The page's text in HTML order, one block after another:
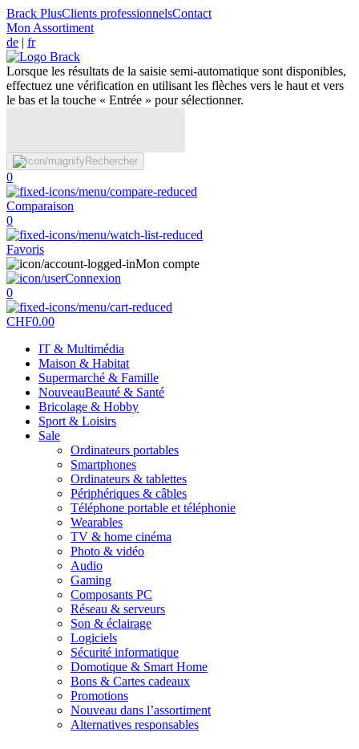
Brack PlusClients professionnelsContact
Mon Assortiment
de | fr
Lorsque les résultats de la saisie semi-automatique sont disponibles,
effectuez une vérification en utilisant les flèches vers le haut et vers
le bas et la touche « Entrée » pour sélectionner.
Rechercher
0
Comparaison
0
Favoris
Mon compte
Connexion
0
CHF0.00
IT & Multimédia
Maison & Habitat
Supermarché & Famille
NouveauBeauté & Santé
Bricolage & Hobby
Sport & Loisirs
Sale
Ordinateurs portables
Smartphones
Ordinateurs & tablettes
Périphériques & câbles
Téléphone portable et téléphonie
Wearables
TV & home cinéma
Photo & vidéo
Audio
Gaming
Composants PC
Réseau & serveurs
Son & éclairage
Logiciels
Sécurité informatique
Domotique & Smart Home
Bons & Cartes cadeaux
Promotions
Nouveau dans l’assortiment
Alternatives responsables